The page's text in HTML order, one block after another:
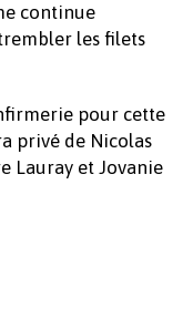
continue
les filets
pour cette
privé de Nicolas
Lauray et Jovanie